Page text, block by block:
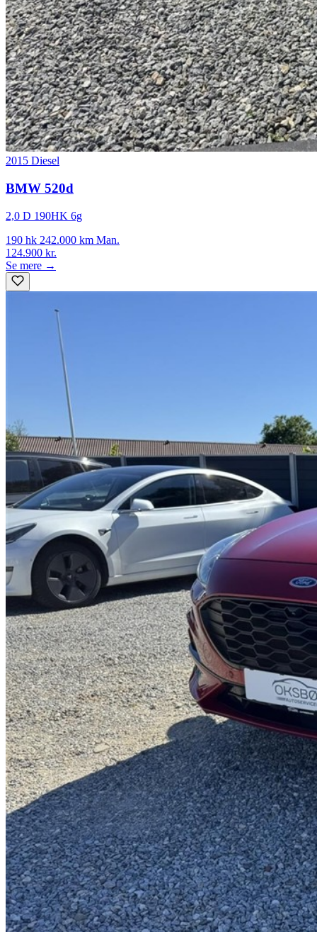
2015 Diesel
BMW 520d
2,0 D 190HK 6g
190 hk 242.000 km Man.
124.900 kr.
Se mere →